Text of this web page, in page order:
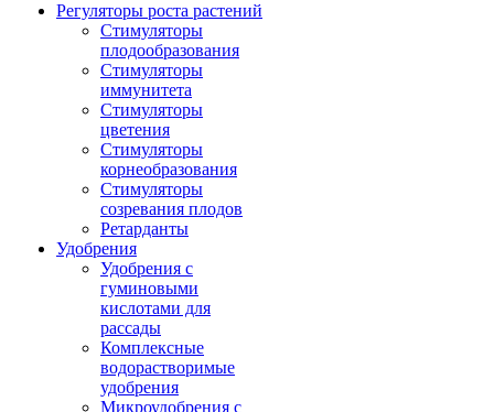
Регуляторы роста растений
Стимуляторы
плодообразования
Стимуляторы
иммунитета
Стимуляторы
цветения
Стимуляторы
корнеобразования
Стимуляторы
созревания плодов
Ретарданты
Удобрения
Удобрения с
гуминовыми
кислотами для
рассады
Комплексные
водорастворимые
удобрения
Микроудобрения с